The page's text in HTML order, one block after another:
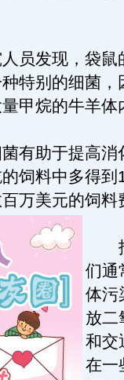
发现，袋鼠
特别的细菌，
甲烷的牛羊体
助于提高消
饲料中多得
万美元的饲料
报
们通
体污
放二
和交
在一